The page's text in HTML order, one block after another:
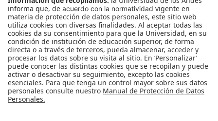
hablaban con sus empleados sobre las personas
transgénero) y que es una gestión que es
importante seguir haciendo en la normalidad más
allá del Pico y Género.
Para Juli Salamanca, sin embargo, la conclusión es
distinta:
“Esto demostró que el hecho de que Claudia López